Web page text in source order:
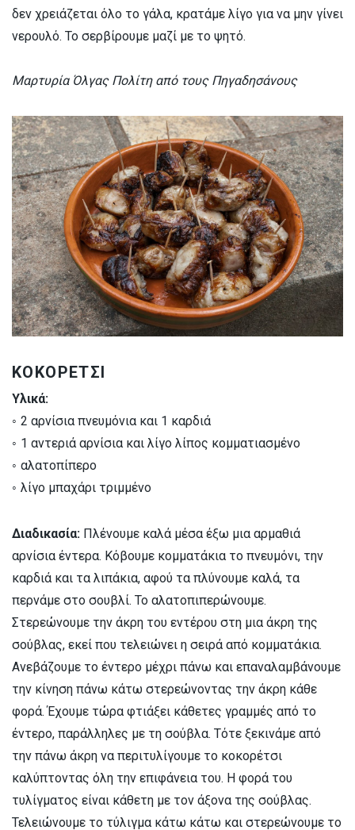
δεν χρειάζεται όλο το γάλα, κρατάμε λίγο για να μην γίνει
νερουλό. Το σερβίρουμε μαζί με το ψητό.
Μαρτυρία Όλγας Πολίτη από τους Πηγαδησάνους
ΚΟΚΟΡΕΤΣΙ
Υλικά:
◦ 2 αρνίσια πνευμόνια και 1 καρδιά
◦ 1 αντεριά αρνίσια και λίγο λίπος κομματιασμένο
◦ αλατοπίπερο
◦ λίγο μπαχάρι τριμμένο
Διαδικασία: Πλένουμε καλά μέσα έξω μια αρμαθιά
αρνίσια έντερα. Κόβουμε κομματάκια το πνευμόνι, την
καρδιά και τα λιπάκια, αφού τα πλύνουμε καλά, τα
περνάμε στο σουβλί. Το αλατοπιπερώνουμε.
Στερεώνουμε την άκρη του εντέρου στη μια άκρη της
σούβλας, εκεί που τελειώνει η σειρά από κομματάκια.
Ανεβάζουμε το έντερο μέχρι πάνω και επαναλαμβάνουμε
την κίνηση πάνω κάτω στερεώνοντας την άκρη κάθε
φορά. Έχουμε τώρα φτιάξει κάθετες γραμμές από το
έντερο, παράλληλες με τη σούβλα. Τότε ξεκινάμε από
την πάνω άκρη να περιτυλίγουμε το κοκορέτσι
καλύπτοντας όλη την επιφάνεια του. Η φορά του
τυλίγματος είναι κάθετη με τον άξονα της σούβλας.
Τελειώνουμε το τύλιγμα κάτω κάτω και στερεώνουμε το